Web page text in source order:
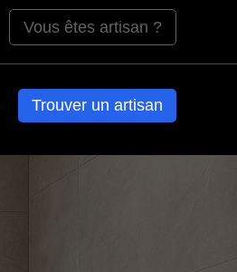
Vous êtes artisan ?
Trouver un artisan